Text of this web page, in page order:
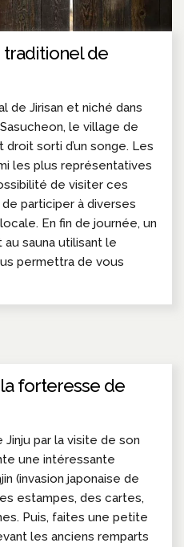
traditionel de
de Jirisan et niché dans
le village de
sorti d’un songe. Les
les plus représentatives
de visiter ces
participer à diverses
En fin de journée, un
sauna utilisant le
permettra de vous
forteresse de
par la visite de son
une intéressante
(invasion japonaise de
estampes, des cartes,
Puis, faites une petite
les anciens remparts